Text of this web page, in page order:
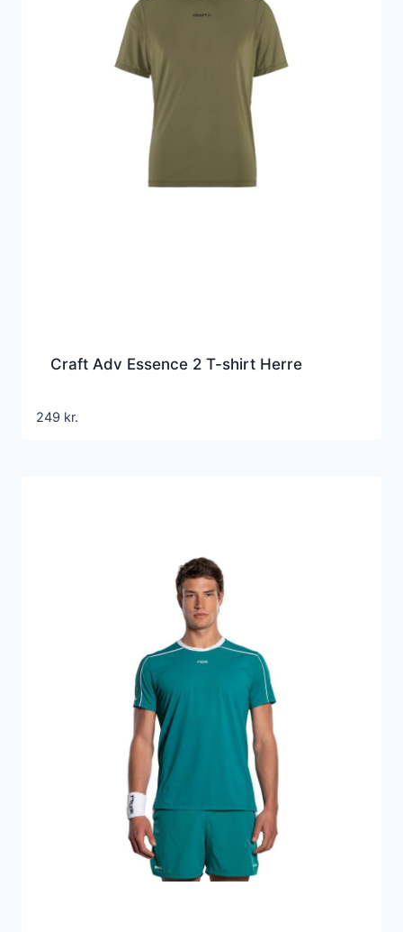
Craft Adv Essence 2 T-shirt Herre
249 kr.